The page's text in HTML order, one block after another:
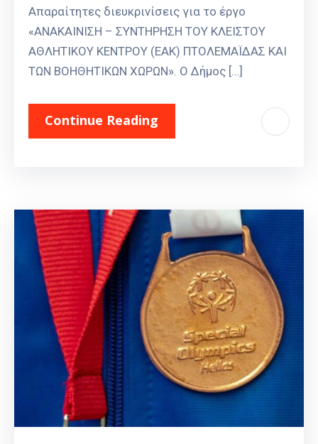
Απαραίτητες διευκρινίσεις για το έργο
«ΑΝΑΚΑΙΝΙΣΗ – ΣΥΝΤΗΡΗΣΗ ΤΟΥ ΚΛΕΙΣΤΟΥ
ΑΘΛΗΤΙΚΟΥ ΚΕΝΤΡΟΥ (ΕΑΚ) ΠΤΟΛΕΜΑΪΔΑΣ ΚΑΙ
ΤΩΝ ΒΟΗΘΗΤΙΚΩΝ ΧΩΡΩΝ». Ο Δήμος […]
Continue Reading